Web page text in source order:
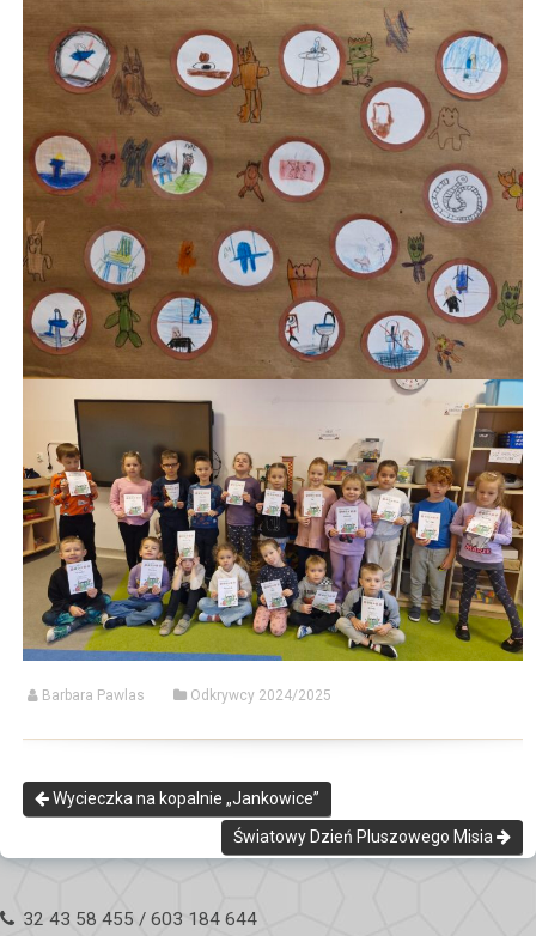
Barbara Pawlas Odkrywcy 2024/2025
Wycieczka na kopalnie „Jankowice”
Światowy Dzień Pluszowego Misia
32 43 58 455 / 603 184 644